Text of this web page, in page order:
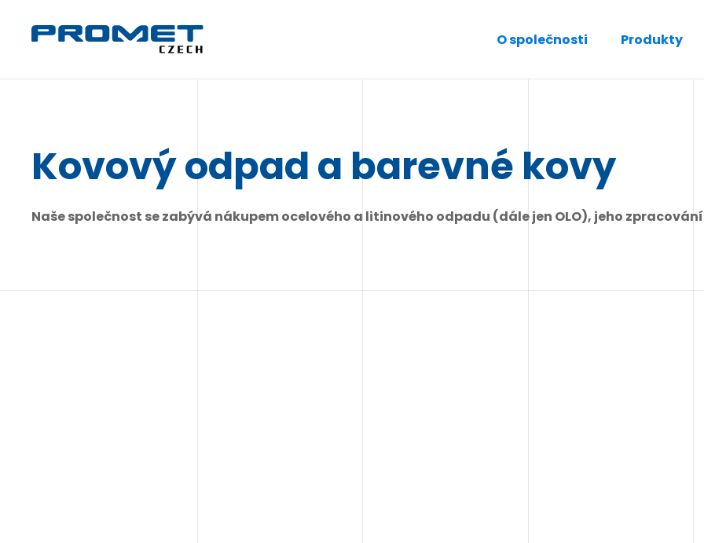
O společnosti Produkty
Kovový odpad a barevné kovy
Naše společnost se zabývá nákupem ocelového a litinového odpadu (dále jen OLO), jeho